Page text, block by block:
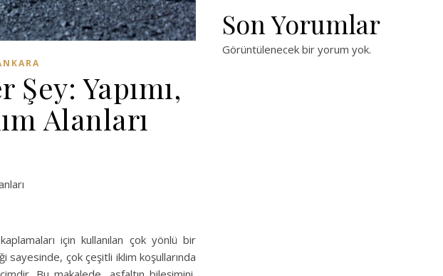
Yapımı,
Alanları
için kullanılan çok yönlü bir
sayesinde, çok çeşitli iklim koşullarında
Son Yorumlar
Görüntülenecek bir yorum yok.